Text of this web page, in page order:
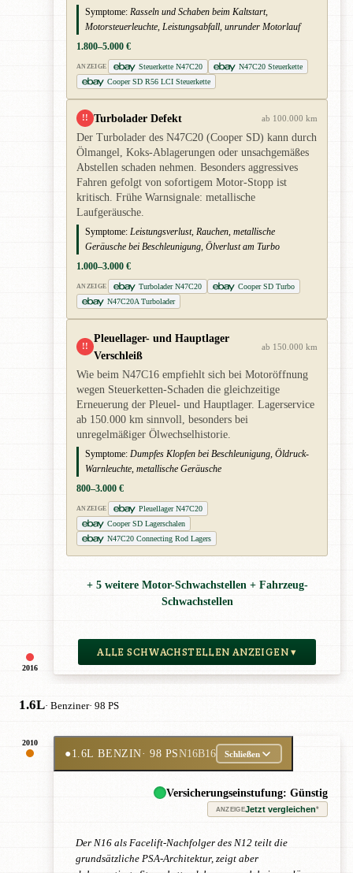
2016
Symptome: Rasseln und Schaben beim Kaltstart,
Motorsteuerleuchte, Leistungsabfall, unrunder Motorlauf
1.800–5.000 €
ANZEIGE Steuerkette N47C20
N47C20 Steuerkette
Cooper SD R56 LCI Steuerkette
!! Turbolader Defekt ab 100.000 km
Der Turbolader des N47C20 (Cooper SD) kann durch
Ölmangel, Koks-Ablagerungen oder unsachgemäßes
Abstellen schaden nehmen. Besonders aggressives
Fahren gefolgt von sofortigem Motor-Stopp ist
kritisch. Frühe Warnsignale: metallische
Laufgeräusche.
Symptome: Leistungsverlust, Rauchen, metallische
Geräusche bei Beschleunigung, Ölverlust am Turbo
1.000–3.000 €
ANZEIGE Turbolader N47C20
Cooper SD Turbo
N47C20A Turbolader
!!
Pleuellager- und Hauptlager
Verschleiß
ab 150.000 km
Wie beim N47C16 empfiehlt sich bei Motoröffnung
wegen Steuerketten-Schaden die gleichzeitige
Erneuerung der Pleuel- und Hauptlager. Lagerservice
ab 150.000 km sinnvoll, besonders bei
unregelmäßiger Ölwechselhistorie.
Symptome: Dumpfes Klopfen bei Beschleunigung, Öldruck-
Warnleuchte, metallische Geräusche
800–3.000 €
ANZEIGE
Pleuellager N47C20
Cooper SD Lagerschalen
N47C20 Connecting Rod Lagers
+ 5 weitere Motor-Schwachstellen + Fahrzeug-
Schwachstellen
ALLE SCHWACHSTELLEN ANZEIGEN ▾
1.6L· Benziner· 98 PS
2010
●1.6L BENZIN· 98 PSN16B16 Schließen
Versicherungseinstufung: Günstig
ANZEIGEJetzt vergleichen*
Der N16 als Facelift-Nachfolger des N12 teilt die
grundsätzliche PSA-Architektur, zeigt aber